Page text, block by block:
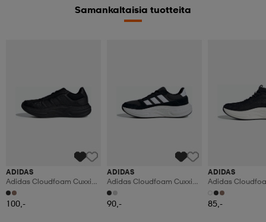
Samankaltaisia tuotteita
ADIDAS
Adidas Cloudfoam Cuxxion
Leather Skor
100,-
ADIDAS
Adidas Cloudfoam Cuxxion
Skor
90,-
ADIDAS
Adidas
Rapidfit Skor
85,-